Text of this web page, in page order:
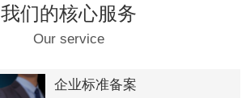
我们的核心服务
Our service
企业标准备案